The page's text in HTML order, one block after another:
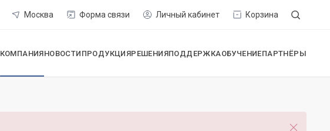
Москва Форма связи Личный кабинет Корзина
КОМПАНИЯНОВОСТИ ПРОДУКЦИЯРЕШЕНИЯПОДДЕРЖКАОБУЧЕНИЕПАРТНЁРЫ